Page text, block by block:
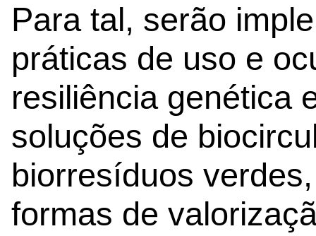
Para tal, serão
práticas de uso e
resiliência genética
soluções de
biorresíduos
formas de